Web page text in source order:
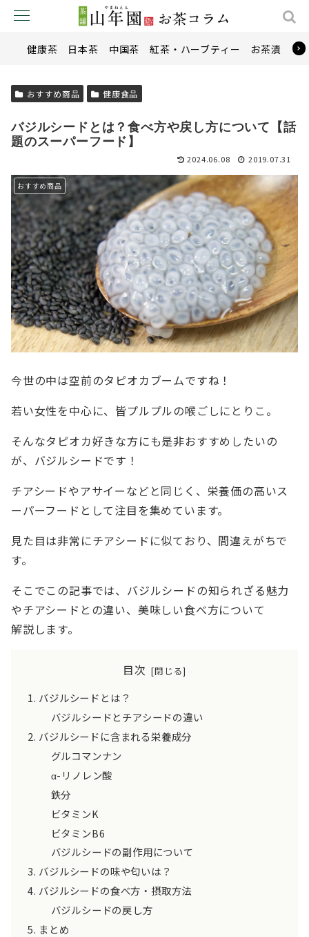
健康茶 日本茶 中国茶 紅茶・ハーブティー お茶漬け
おすすめ商品 健康食品
バジルシードとは？食べ方や戻し方について【話
題のスーパーフード】
2024.06.08 2019.07.31
おすすめ商品
今世の中は空前のタピオカブームですね！
若い女性を中心に、皆プルプルの喉ごしにとりこ。
そんなタピオカ好きな方にも是非おすすめしたいの
が、バジルシードです！
チアシードやアサイーなどと同じく、栄養価の高いス
ーパーフードとして注目を集めています。
見た目は非常にチアシードに似ており、間違えがちで
す。
そこでこの記事では、バジルシードの知られざる魅力
やチアシードとの違い、美味しい食べ方について
解説します。
目次
バジルシードとは？
バジルシードとチアシードの違い
バジルシードに含まれる栄養成分
グルコマンナン
α-リノレン酸
鉄分
ビタミンK
ビタミンB6
バジルシードの副作用について
バジルシードの味や匂いは？
バジルシードの食べ方・摂取方法
バジルシードの戻し方
まとめ